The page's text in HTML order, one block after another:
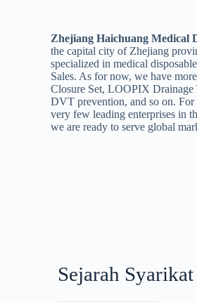
Zhejiang Haichuang Medical
the capital city of Zhejiang
specialized in medical
Sales. As for now, we have
Closure Set, LOOPIX Drainage
DVT prevention, and so on. For
very few leading enterprises in
we are ready to serve global
Sejarah Syarikat